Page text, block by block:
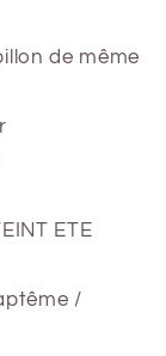
de même
ETE
/